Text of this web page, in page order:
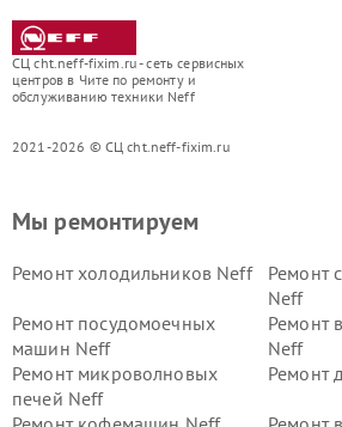
СЦ cht.neff-fixim.ru - сеть сервисных
центров в Чите по ремонту и
обслуживанию техники Neff
2021-2026 © СЦ cht.neff-fixim.ru
Мы ремонтируем
Ремонт холодильников Neff
Ремонт
Neff
Ремонт посудомоечных
машин Neff
Ремонт
Neff
Ремонт микроволновых
печей Neff
Ремонт